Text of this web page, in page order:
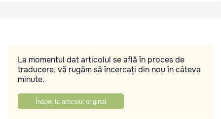
La momentul dat articolul se află în proces de
traducere, vă rugăm să încercați din nou în câteva
minute.
Înapoi la articolul original